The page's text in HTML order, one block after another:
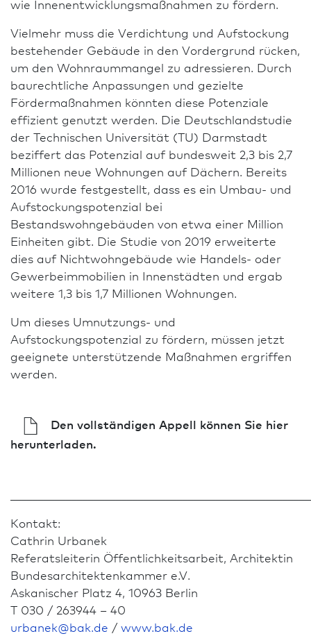
wie Innenentwicklungsmaßnahmen zu fördern.
Vielmehr muss die Verdichtung und Aufstockung
bestehender Gebäude in den Vordergrund rücken,
um den Wohnraummangel zu adressieren. Durch
baurechtliche Anpassungen und gezielte
Fördermaßnahmen könnten diese Potenziale
effizient genutzt werden. Die Deutsch­landstudie
der Technischen Univer­sität (TU) Darm­stadt
beziffert das Potenzial auf bundesweit 2,3 bis 2,7
Millionen neue Wohnungen auf Dächern. Bereits
2016 wurde festgestellt, dass es ein Umbau- und
Aufstockungspotenzial bei
Bestandswohngebäuden von etwa einer Million
Einheiten gibt. Die Studie von 2019 erweiterte
dies auf Nichtwohngebäude wie Handels- oder
Gewerbeimmobilien in Innenstädten und ergab
weitere 1,3 bis 1,7 Millionen Wohnungen.
Um dieses Umnutzungs- und
Aufstockungspotenzial zu fördern, müssen jetzt
geeignete unterstützende Maßnahmen ergriffen
werden.
Den vollständigen Appell können Sie hier
herunterladen.
Kontakt:
Cathrin Urbanek
Referatsleiterin Öffentlichkeits­arbeit, Architekt­in
Bundes­architekten­kammer e.V.
Askanischer Platz 4, 10963 Berlin
T 030 / 263944 – 40
urbanek@bak.de / www.bak.de